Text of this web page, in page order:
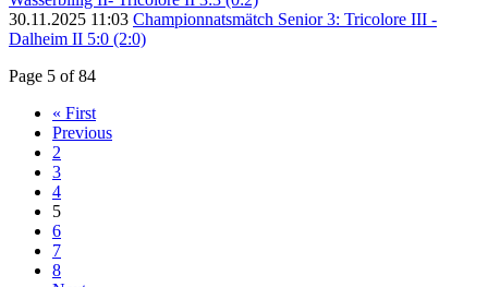
30.11.2025 11:03 Championnatsmätch Senior 3: Tricolore III -
Dalheim II 5:0 (2:0)
Page 5 of 84
« First
Previous
2
3
4
5
6
7
8